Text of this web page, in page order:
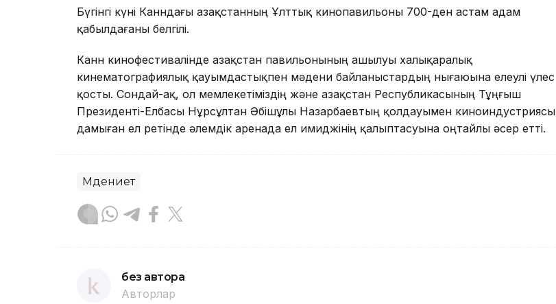
Бүгінгі күні Канндағы Қазақстанның Ұлттық кинопавильоны 700-ден астам адам
қабылдағаны белгілі.
Канн кинофестивалінде Қазақстан павильонының ашылуы халықаралық
кинематографиялық қауымдастықпен мәдени байланыстардың нығаюына елеулі үлес
қосты. Сондай-ақ, ол мемлекетіміздің және Қазақстан Республикасының Тұңғыш
Президенті-Елбасы Нұрсұлтан Әбішұлы Назарбаевтың қолдауымен киноиндустриясы
дамыған ел ретінде әлемдік аренада ел имиджінің қалыптасуына оңтайлы әсер етті.
Мәдениет
без автора
Авторлар